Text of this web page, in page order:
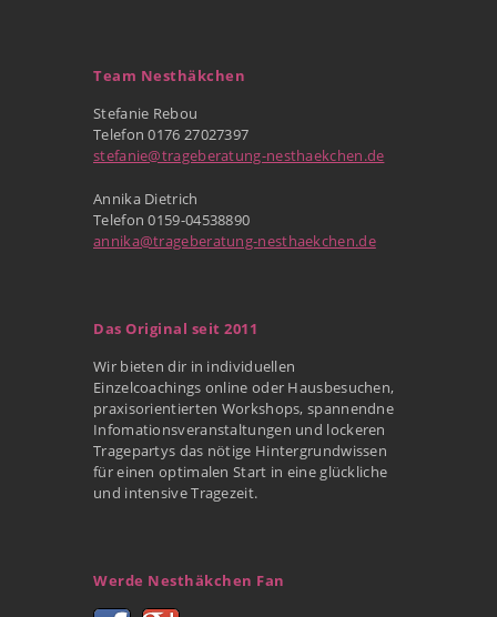
Team Nesthäkchen
Stefanie Rebou
Telefon 0176 27027397
stefanie@trageberatung-nesthaekchen.de
Annika Dietrich
Telefon 0159-04538890
annika@trageberatung-nesthaekchen.de
Das Original seit 2011
Wir bieten dir in individuellen
Einzelcoachings online oder Hausbesuchen,
praxisorientierten Workshops, spannendne
Infomationsveranstaltungen und lockeren
Tragepartys das nötige Hintergrundwissen
für einen optimalen Start in eine glückliche
und intensive Tragezeit.
Werde Nesthäkchen Fan